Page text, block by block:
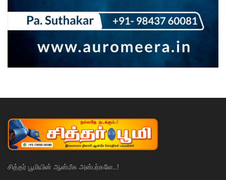
சித்தர் பூமியின் ஆன்மீக அன்பர்களே..!